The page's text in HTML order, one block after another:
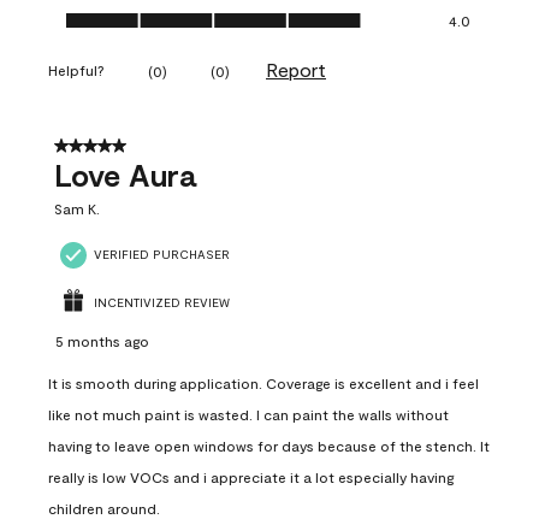
Ease of Application, 4.0 out of 5 4.0
Helpful? (0) (0) Report
5 out of 5 stars.
Love Aura
Sam K.
VERIFIED PURCHASER
INCENTIVIZED REVIEW
5 months ago
It is smooth during application. Coverage is excellent and i feel
like not much paint is wasted. I can paint the walls without
having to leave open windows for days because of the stench. It
really is low VOCs and i appreciate it a lot especially having
children around.